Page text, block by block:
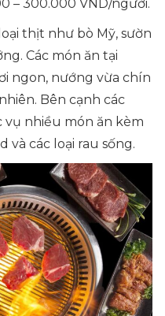
– 300.000 VND/người.
thịt như bò Mỹ, sườn
Các món ăn tại
ngon, nướng vừa chín
Bên cạnh các
nhiều món ăn kèm
và các loại rau sống.